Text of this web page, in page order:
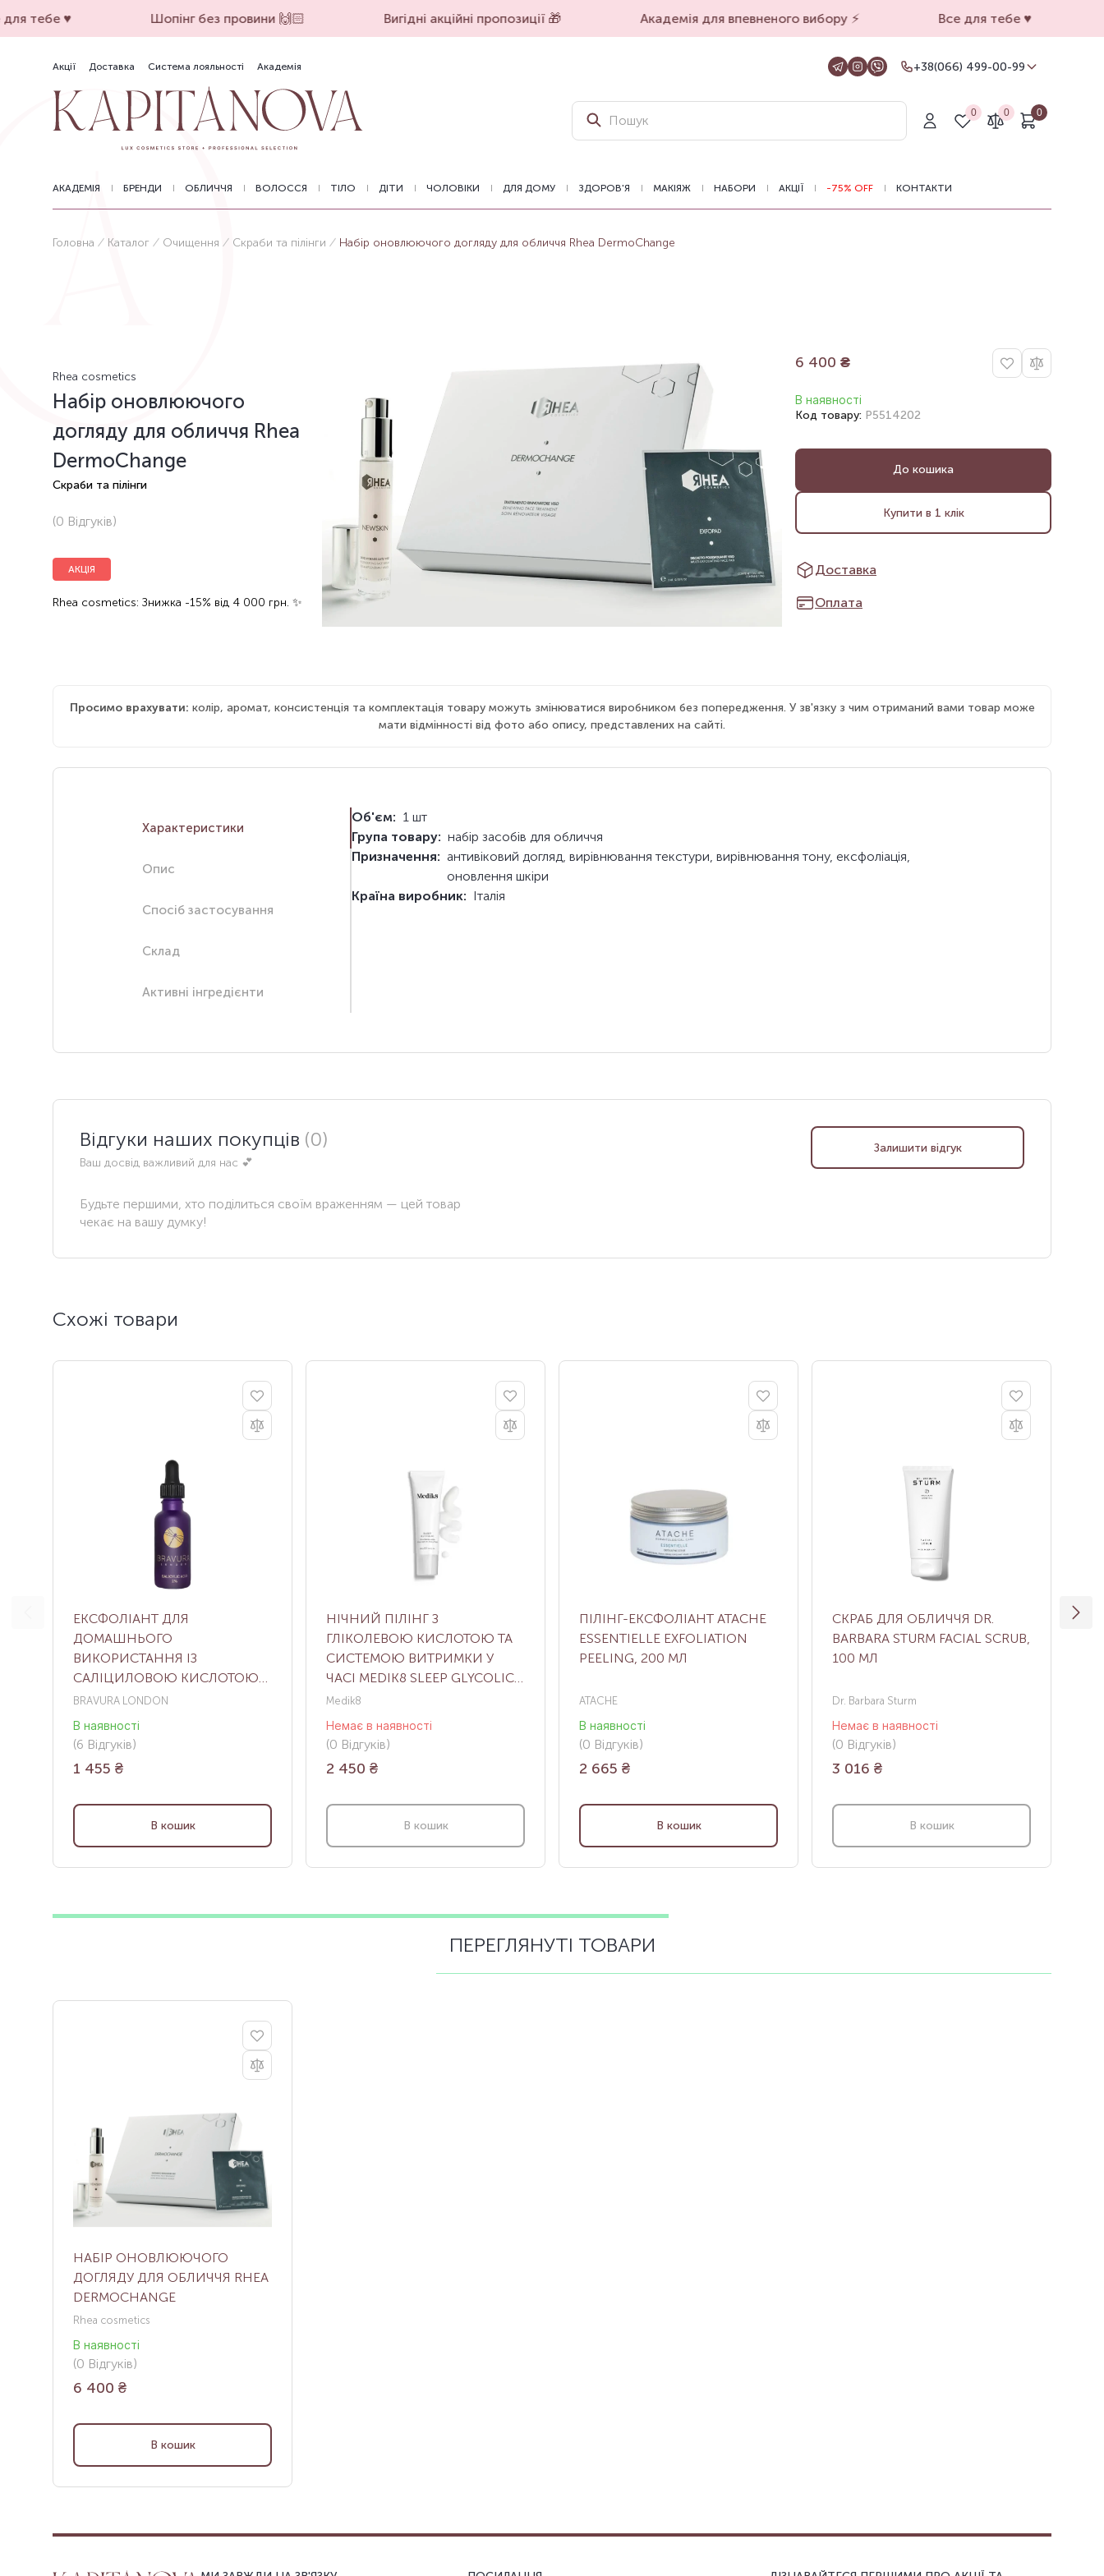
тебе ♥️ Шопінг без провини 🙌🏻 Вигідні акційні пропозиції 🎁 Академія для впевненого вибору ⚡️ Все для тебе ♥️
Акції Доставка Система лояльності Академія
+38(066) 499-00-99
Для замовлень на сайті
+38(099) 069-90-00
Магазин Харків
Оформлення замовлень на сайті
0 0 0
АКАДЕМІЯ БРЕНДИ ОБЛИЧЧЯ ВОЛОССЯ ТІЛО ДІТИ ЧОЛОВІКИ ДЛЯ ДОМУ ЗДОРОВ'Я МАКІЯЖ НАБОРИ АКЦІЇ -75% OFF КОНТАКТИ
Головна Каталог Очищення Скраби та пілінги Набір оновлюючого догляду для обличчя Rhea DermoChange
Rhea cosmetics
Набір оновлюючого
догляду для обличчя Rhea
DermoChange
Скраби та пілінги
(0 Відгуків)
АКЦІЯ
Rhea cosmetics: Знижка -15% від 4 000 грн. ✨
6 400 ₴
В наявності
Код товару: P5514202
До кошика
Купити в 1 клік
Доставка
Оплата
Просимо врахувати: колір, аромат, консистенція та комплектація товару можуть змінюватися виробником без попередження. У зв'язку з чим отриманий вами товар може
мати відмінності від фото або опису, представлених на сайті.
Характеристики
Опис
Спосіб застосування
Склад
Активні інгредієнти
Об'єм: 1 шт
Група товару: набір засобів для обличчя
Призначення: антивіковий догляд, вирівнювання текстури, вирівнювання тону, ексфоліація,
оновлення шкіри
Країна виробник: Італія
Відгуки наших покупців (0)
Ваш досвід важливий для нас 💕
Залишити відгук
Будьте першими, хто поділиться своїм враженням — цей товар
чекає на вашу думку!
Схожі товари
ЕКСФОЛІАНТ ДЛЯ
ДОМАШНЬОГО
ВИКОРИСТАННЯ ІЗ
САЛІЦИЛОВОЮ КИСЛОТОЮ
SALICYLIC ACID 2% PEEL, 30 МЛ
BRAVURA LONDON
В наявності
(6 Відгуків)
1 455 ₴
В кошик
НІЧНИЙ ПІЛІНГ З
ГЛІКОЛЕВОЮ КИСЛОТОЮ ТА
СИСТЕМОЮ ВИТРИМКИ У
ЧАСІ MEDIK8 SLEEP GLYCOLIC,
30 МЛ
Medik8
Немає в наявності
(0 Відгуків)
2 450 ₴
В кошик
ПІЛІНГ-ЕКСФОЛІАНТ ATACHE
ESSENTIELLE EXFOLIATION
PEELING, 200 МЛ
ATACHE
В наявності
(0 Відгуків)
2 665 ₴
В кошик
СКРАБ ДЛЯ ОБЛИЧЧЯ DR.
BARBARA STURM FACIAL SCRUB,
100 МЛ
Dr. Barbara Sturm
Немає в наявності
(0 Відгуків)
3 016 ₴
В кошик
ПЕРЕГЛЯНУТІ ТОВАРИ
НАБІР ОНОВЛЮЮЧОГО
ДОГЛЯДУ ДЛЯ ОБЛИЧЧЯ RHEA
DERMOCHANGE
Rhea cosmetics
В наявності
(0 Відгуків)
6 400 ₴
В кошик